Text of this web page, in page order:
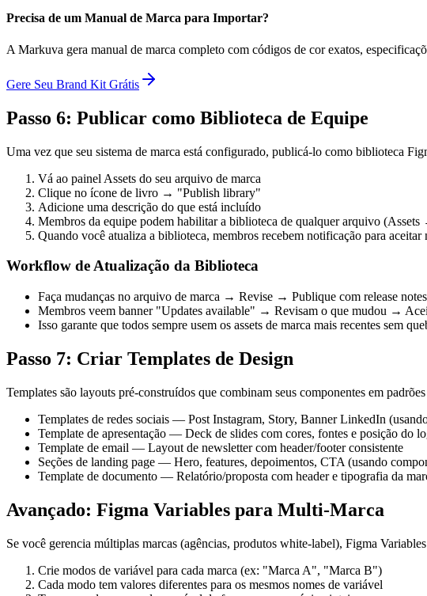
Precisa de um Manual de Marca para Importar?
A Markuva gera manual de marca completo com códigos de cor exatos,
Gere Seu Brand Kit Grátis
Passo 6: Publicar como Biblioteca de Equipe
Uma vez que seu sistema de marca está configurado, publicá-lo como biblioteca
Vá ao painel Assets do seu arquivo de marca
Clique no ícone de livro → "Publish library"
Adicione uma descrição do que está incluído
Membros da equipe podem habilitar a biblioteca de qualquer arquivo
Quando você atualiza a biblioteca, membros recebem notificação para aceitar
Workflow de Atualização da Biblioteca
Faça mudanças no arquivo de marca → Revise → Publique com release notes
Membros veem banner "Updates available" → Revisam o que mudou →
Isso garante que todos sempre usem os assets de marca mais recentes sem
Passo 7: Criar Templates de Design
Templates são layouts pré-construídos que combinam seus componentes em
Templates de redes sociais — Post Instagram, Story, Banner LinkedIn
Template de apresentação — Deck de slides com cores, fontes e posição do
Template de email — Layout de newsletter com header/footer consistente
Seções de landing page — Hero, features, depoimentos, CTA (usando
Template de documento — Relatório/proposta com header e tipografia da
Avançado: Figma Variables para Multi-Marca
Se você gerencia múltiplas marcas (agências, produtos white-label), Figma
Crie modos de variável para cada marca (ex: "Marca A", "Marca B")
Cada modo tem valores diferentes para os mesmos nomes de variável